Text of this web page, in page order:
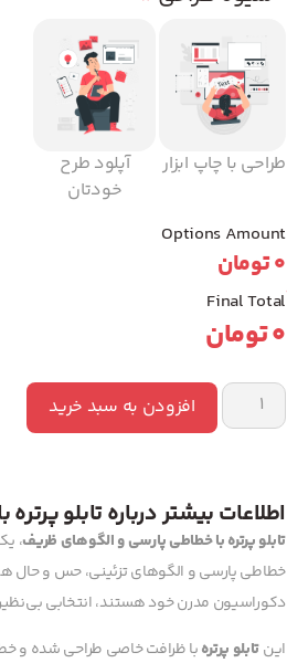
طراحی با چاپ ابزار
آپلود طرح
خودتان
Options Amount
0تومان
Final Total
0تومان
افزودن به سبد خرید
اطلاعات بیشتر درباره تابلو
تابلو پرتره با خطاطی پارسی و الگوهای ظریف،
خطاطی پارسی و الگوهای تزئینی، حس و حال
دکوراسیون مدرن خود هستند، انتخابی
اینتابلو پرترهبا ظرافت خاصی طراحی شده و